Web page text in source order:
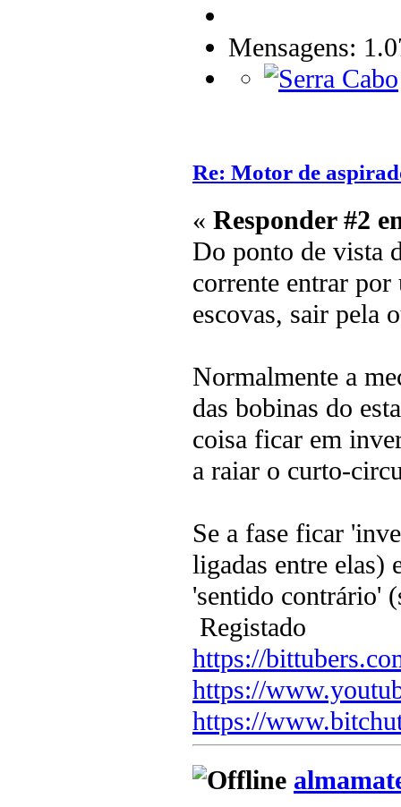
Mensagens:
Re: Motor de
« Responder #2
Do ponto de vista
corrente entrar por
escovas, sair pela
Normalmente a
das bobinas do
coisa ficar em
a raiar o curto-
Se a fase ficar
ligadas entre elas)
'sentido contrário'
Registado
https://
https://
https://